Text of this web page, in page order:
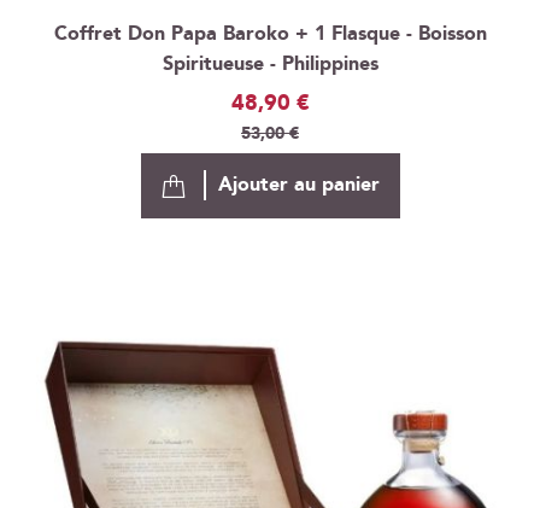
Coffret Don Papa Baroko + 1 Flasque - Boisson
Spiritueuse - Philippines
Prix
Spécial
48,90 €
53,00 €
Ajouter au panier